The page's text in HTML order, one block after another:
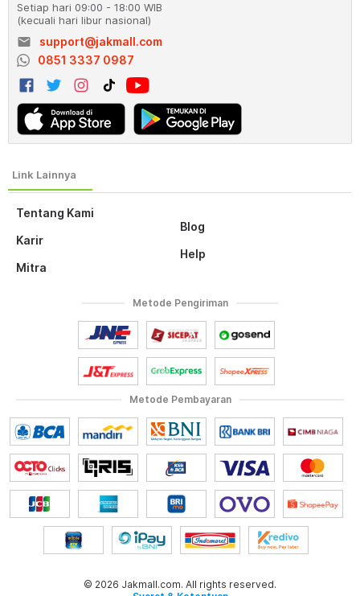
Tentang Kami
Karir
Mitra
Blog
Help
Setiap hari 09:00 - 18:00 WIB
(kecuali hari libur nasional)
email
support@jakmall.com
0851 3337 0987
Metode Pembayaran
Metode Pengiriman
© 2026 Jakmall.com. All rights reserved.